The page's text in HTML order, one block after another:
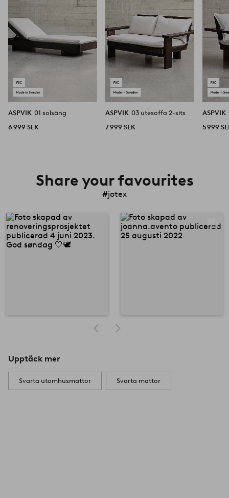
favoriter
ASPVIK 01 solsäng
6 999 SEK
favoriter
ASPVIK 03 utesoffa 2-sits
7 999 SEK
ASPVIK
5 999
Share your favourites
#jotex
Upptäck mer
Svarta utomhusmattor Svarta mattor